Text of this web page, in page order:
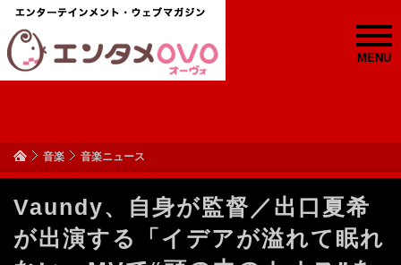
MENU
音楽 音楽ニュース
Vaundy、自身が監督／出口夏希
が出演する「イデアが溢れて眠れ